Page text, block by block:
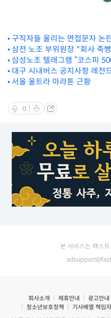
구직자들 울리는 면접문자 논
삼전 노조 부위원장 "회사 죽
삼성노조 텔래그램 “코스피
대구 시내버스 공지사항 레전
서울 울트라 마라톤 근황
0
본 서비스는 패스
회사소개 제휴안내 광고안내
청소년보호정책
기사배열 책임